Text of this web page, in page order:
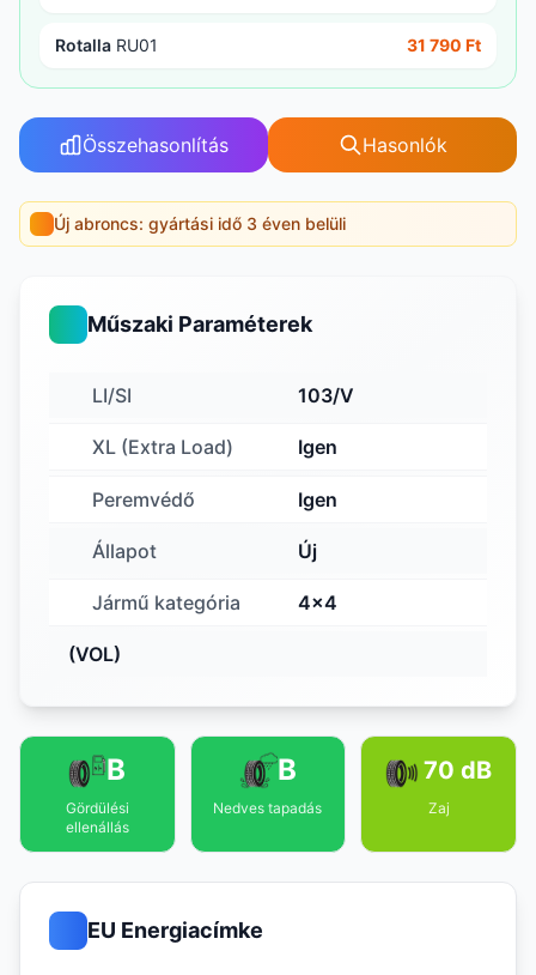
Rotalla RU01 31 790 Ft
Összehasonlítás Hasonlók
Új abroncs: gyártási idő 3 éven belüli
Műszaki Paraméterek
LI/SI 103/V
XL (Extra Load) Igen
Peremvédő Igen
Állapot Új
Jármű kategória 4x4
(VOL)
B
Gördülési
ellenállás
B
Nedves tapadás
70 dB
Zaj
EU Energiacímke